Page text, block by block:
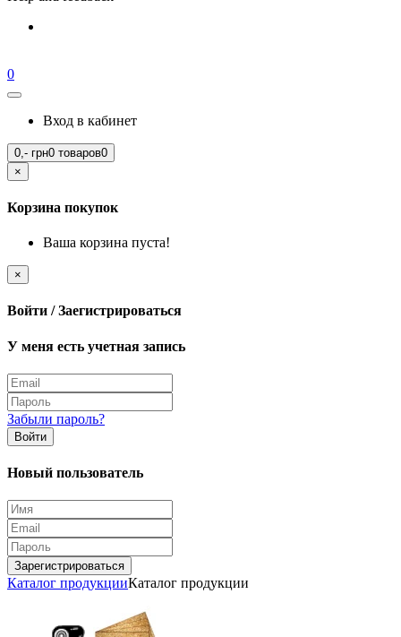
0
Вход в кабинет
0,- грн0 товаров0
×
Корзина покупок
Ваша корзина пуста!
×
Войти / Заегистрироваться
У меня есть учетная запись
Забыли пароль?
Войти
Новый пользователь
Зарегистрироваться
Каталог продукцииКаталог продукции